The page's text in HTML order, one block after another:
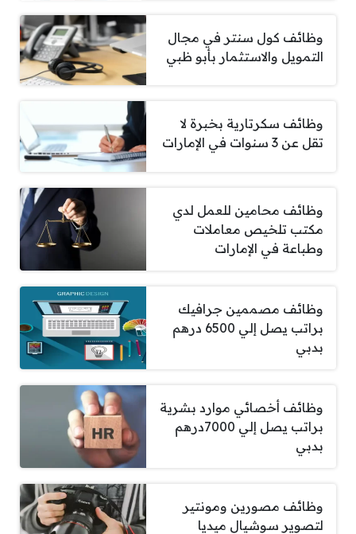
وظائف كول سنتر في مجال
التمويل والاستثمار بأبو ظبي
وظائف سكرتارية بخبرة لا
تقل عن 3 سنوات في الإمارات
وظائف محامين للعمل لدي
مكتب تلخيص معاملات
وطباعة في الإمارات
وظائف مصممين جرافيك
براتب يصل إلي 6500 درهم
بدبي
وظائف أخصائي موارد بشرية
براتب يصل إلي 7000درهم
بدبي
وظائف مصورين ومونتير
لتصوير سوشيال ميديا